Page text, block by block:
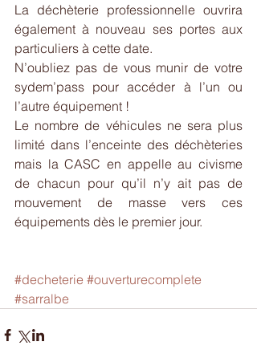
La déchèterie professionnelle ouvrira
également à nouveau ses portes aux
particuliers à cette date.
N’oubliez pas de vous munir de votre
sydem’pass pour accéder à l’un ou
l’autre équipement !
Le nombre de véhicules ne sera plus
limité dans l’enceinte des déchèteries
mais la CASC en appelle au civisme
de chacun pour qu’il n’y ait pas de
mouvement de masse vers ces
équipements dès le premier jour.
#decheterie #ouverturecomplete
#sarralbe